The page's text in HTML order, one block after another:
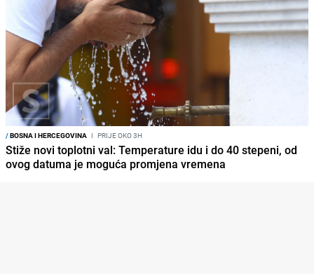
/BOSNA I HERCEGOVINA I PRIJE OKO 3H
Stiže novi toplotni val: Temperature idu i do 40 stepeni, od
ovog datuma je moguća promjena vremena